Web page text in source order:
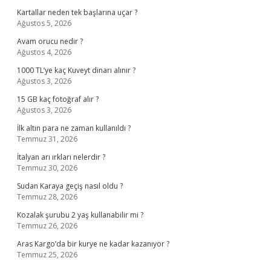
Kartallar neden tek başlarına uçar ?
Ağustos 5, 2026
Avam orucu nedir ?
Ağustos 4, 2026
1000 TL’ye kaç Kuveyt dinarı alınır ?
Ağustos 3, 2026
15 GB kaç fotoğraf alır ?
Ağustos 3, 2026
İlk altın para ne zaman kullanıldı ?
Temmuz 31, 2026
İtalyan arı ırkları nelerdir ?
Temmuz 30, 2026
Sudan Karaya geçiş nasıl oldu ?
Temmuz 28, 2026
Kozalak şurubu 2 yaş kullanabilir mi ?
Temmuz 26, 2026
Aras Kargo’da bir kurye ne kadar kazanıyor ?
Temmuz 25, 2026